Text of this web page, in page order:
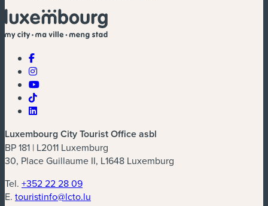
Luxembourg City Tourist Office asbl
BP 181 | L2011 Luxemburg
30, Place Guillaume II, L1648 Luxemburg
Tel. +352 22 28 09
E. touristinfo@lcto.lu